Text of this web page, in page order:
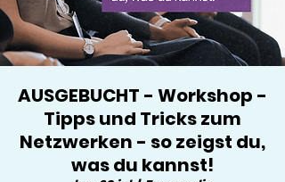
AUSGEBUCHT - Workshop -
Tipps und Tricks zum
Netzwerken - so zeigst du,
was du kannst!